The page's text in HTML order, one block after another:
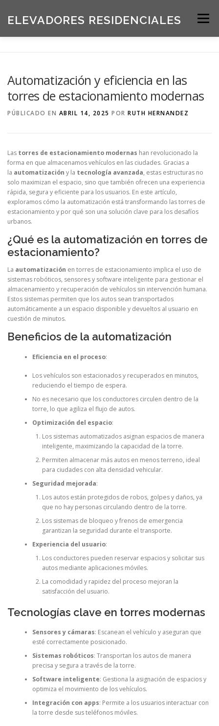
contenido
ELEVADORES RESIDENCIALES Menú
SOLICITE UNA COTIZACIÓN BLOG
Automatización y eficiencia en las
torres de estacionamiento modernas
PÚBLICADO EN ABRIL 14, 2025 POR RUTH HERNANDEZ
Las torres de estacionamiento modernas han revolucionado la
forma en que almacenamos vehículos en las ciudades. Gracias a
la automatización y la tecnología avanzada, estas estructuras no
solo maximizan el espacio, sino que también ofrecen una experiencia
rápida, segura y eficiente para los usuarios. En este artículo,
exploramos cómo la automatización está transformando las torres de
estacionamiento y por qué son una solución clave para los desafíos
urbanos.
¿Qué es la automatización en torres de
estacionamiento?
La automatización en torres de estacionamiento implica el uso de
sistemas robóticos, sensores y software inteligente para gestionar el
almacenamiento y recuperación de vehículos sin intervención humana.
Estos sistemas permiten que los autos sean transportados
automáticamente a un espacio disponible y devueltos al usuario en
cuestión de minutos.
Beneficios de la automatización
Eficiencia en el proceso:
Los vehículos son estacionados y recuperados en minutos,
reduciendo el tiempo de espera.
No es necesario que los conductores circulen dentro de la
torre, lo que agiliza el flujo de autos.
Optimización del espacio:
Los sistemas automatizados asignan espacios de manera
inteligente, maximizando la capacidad de la torre.
Permiten almacenar más autos en menos terreno, ideal
para ciudades con alta densidad vehicular.
Seguridad mejorada:
Los autos están protegidos de robos, golpes y daños, ya
que no hay personas circulando dentro de la torre.
Los sistemas de bloqueo y frenos de emergencia
garantizan la seguridad durante el transporte.
Experiencia del usuario:
Los conductores pueden reservar espacios y solicitar sus
autos mediante aplicaciones móviles.
La comodidad y rapidez del proceso mejoran la
satisfacción del usuario.
Tecnologías clave en torres modernas
Sensores y cámaras: Escanean el vehículo y aseguran que
esté correctamente posicionado.
Sistemas robóticos: Transportan los autos de manera
precisa y segura a través de la torre.
Software inteligente: Gestiona la asignación de espacios y
optimiza el movimiento de los vehículos.
Integración con apps: Permite a los usuarios interactuar con
la torre desde sus teléfonos móviles.